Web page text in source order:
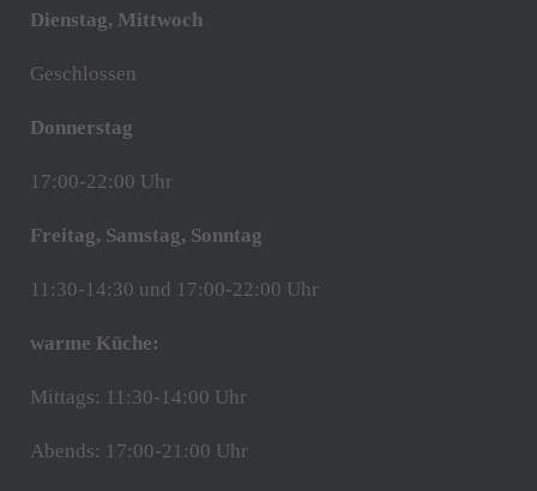
Dienstag, Mittwoch
Geschlossen
Donnerstag
17:00-22:00 Uhr
Freitag, Samstag, Sonntag
11:30-14:30 und 17:00-22:00 Uhr
warme Küche:
Mittags: 11:30-14:00 Uhr
Abends: 17:00-21:00 Uhr